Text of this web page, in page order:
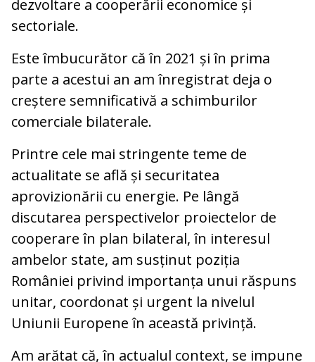
dezvoltare a cooperării economice și
sectoriale.
Este îmbucurător că în 2021 și în prima
parte a acestui an am înregistrat deja o
creștere semnificativă a schimburilor
comerciale bilaterale.
Printre cele mai stringente teme de
actualitate se află și securitatea
aprovizionării cu energie. Pe lângă
discutarea perspectivelor proiectelor de
cooperare în plan bilateral, în interesul
ambelor state, am susținut poziția
României privind importanța unui răspuns
unitar, coordonat și urgent la nivelul
Uniunii Europene în această privință.
Am arătat că, în actualul context, se impune